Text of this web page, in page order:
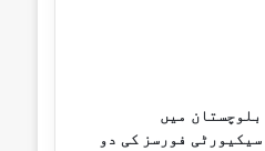
بلوچستان میں
سیکیورٹی فورسز کی دو